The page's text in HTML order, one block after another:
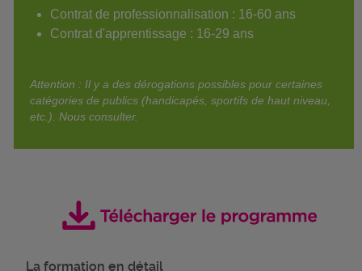
Contrat de professionnalisation : 16-60 ans
Contrat d'apprentissage : 16-29 ans
Attention : Il y a des dérogations possibles pour certaines
catégories de publics (handicapés, sportifs de haut niveau,
etc.). Nous consulter.
La formation en détail